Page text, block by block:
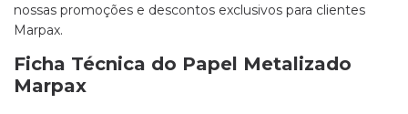
nossas promoções e descontos exclusivos para clientes
Marpax.
Ficha Técnica do Papel Metalizado
Marpax